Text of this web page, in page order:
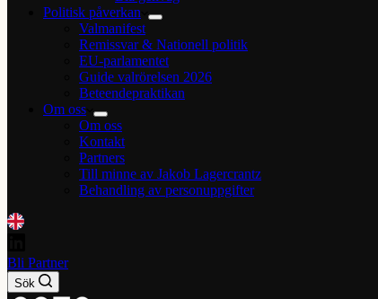
Politisk påverkan
Valmanifest
Remissvar & Nationell politik
EU-parlamentet
Guide valrörelsen 2026
Beteendepraktikan
Om oss
Om oss
Kontakt
Partners
Till minne av Jakob Lagercrantz
Behandling av personuppgifter
Bli Partner
Sök